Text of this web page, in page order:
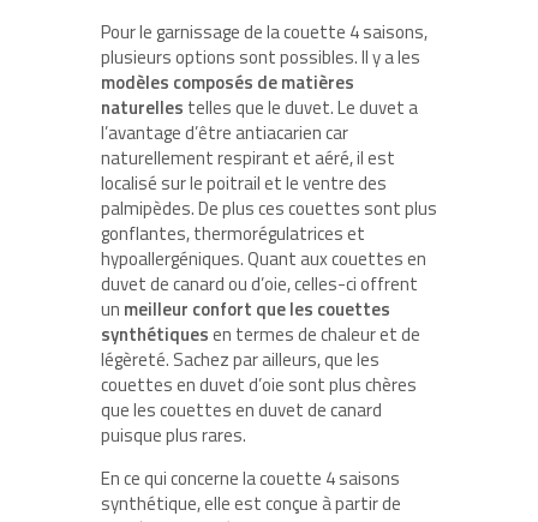
Pour le garnissage de la couette 4 saisons,
plusieurs options sont possibles. Il y a les
modèles composés de matières
naturelles telles que le duvet. Le duvet a
l’avantage d’être antiacarien car
naturellement respirant et aéré, il est
localisé sur le poitrail et le ventre des
palmipèdes. De plus ces couettes sont plus
gonflantes, thermorégulatrices et
hypoallergéniques. Quant aux couettes en
duvet de canard ou d’oie, celles-ci offrent
un meilleur confort que les couettes
synthétiquesen termes de chaleur et de
légèreté. Sachez par ailleurs, que les
couettes en duvet d’oie sont plus chères
que les couettes en duvet de canard
puisque plus rares.
En ce qui concerne la couette 4 saisons
synthétique, elle est conçue à partir de